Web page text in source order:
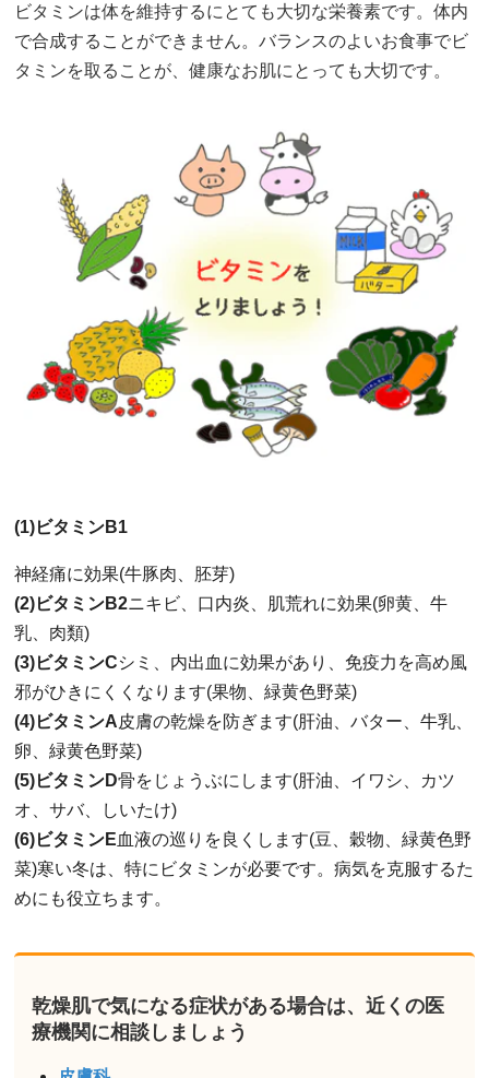
ビタミンは体を維持するにとても大切な栄養素です。体内
で合成することができません。バランスのよいお食事でビ
タミンを取ることが、健康なお肌にとっても大切です。
(1)ビタミンB1
神経痛に効果(牛豚肉、胚芽)
(2)ビタミンB2ニキビ、口内炎、肌荒れに効果(卵黄、牛
乳、肉類)
(3)ビタミンCシミ、内出血に効果があり、免疫力を高め風
邪がひきにくくなります(果物、緑黄色野菜)
(4)ビタミンA皮膚の乾燥を防ぎます(肝油、バター、牛乳、
卵、緑黄色野菜)
(5)ビタミンD骨をじょうぶにします(肝油、イワシ、カツ
オ、サバ、しいたけ)
(6)ビタミンE血液の巡りを良くします(豆、穀物、緑黄色野
菜)寒い冬は、特にビタミンが必要です。病気を克服するた
めにも役立ちます。
乾燥肌で気になる症状がある場合は、近くの医
療機関に相談しましょう